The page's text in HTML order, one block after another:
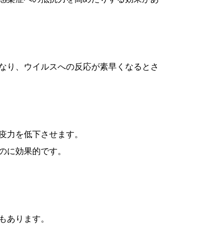
り、ウイルスへの反応が素早くなるとさ
力を低下させます。
に効果的です。
あります。